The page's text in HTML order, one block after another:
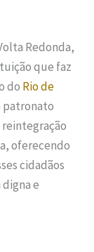
Redonda,
que faz
do Rio de
patronato
oferecendo
cidadãos
e